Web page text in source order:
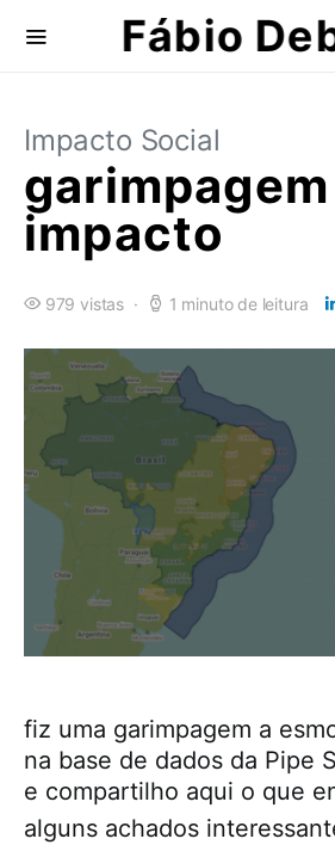
Fábio
Impacto Social
impacto
979 vistas 1 minuto de leitura
fiz uma garimpagem a
na base de dados da Pipe
e compartilho aqui o que
alguns achados